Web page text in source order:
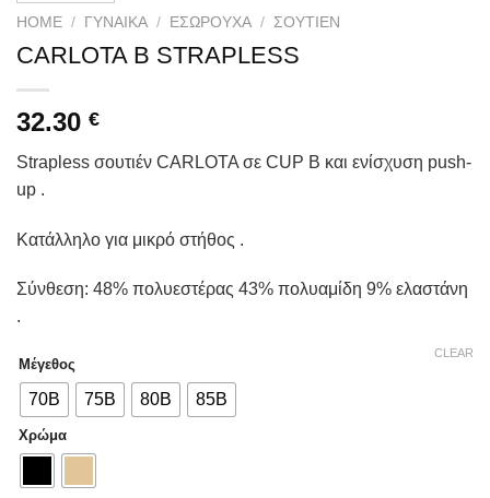
HOME / ΓΥΝΑΙΚΑ / ΕΣΏΡΟΥΧΑ / ΣΟΥΤΙΈΝ
CARLOTA B STRAPLESS
32.30 €
Strapless σουτιέν CARLOTA σε CUP B και ενίσχυση push-
up .
Κατάλληλο για μικρό στήθος .
Σύνθεση: 48% πολυεστέρας 43% πολυαμίδη 9% ελαστάνη
.
Μέγεθος
70B 75B 80B 85B
Χρώμα
CLEAR